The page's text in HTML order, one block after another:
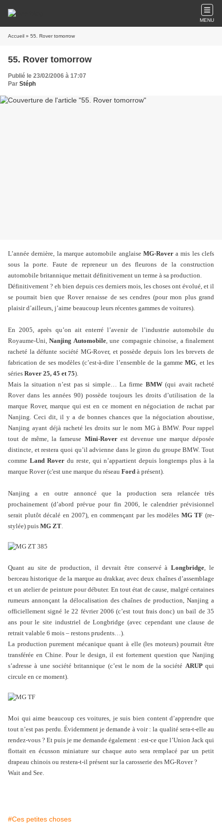
MENU
Accueil » 55. Rover tomorrow
55. Rover tomorrow
Publié le 23/02/2006 à 17:07
Par Stéph
L’année dernière, la marque automobile anglaise MG-Rovera mis les clefs
sous la porte. Faute de repreneur un des fleurons de la construction
automobile britannique mettait définitivement un terme à sa production.
Définitivement ? eh bien depuis ces derniers mois, les choses ont évolué, et il
se pourrait bien que Rover renaisse de ses cendres (pour mon plus grand
plaisir d’ailleurs, j’aime beaucoup leurs récentes gammes de voitures).
En 2005, après qu’on ait enterré l’avenir de l’industrie automobile du
Royaume-Uni,Nanjing Automobile, une compagnie chinoise, a finalement
racheté la défunte société MG-Rover, et possède depuis lors les brevets de
fabrication de ses modèles (c’est-à-dire l’ensemble de la gammeMG, et les
séries Rover 25, 45 et 75).
Mais la situation n’est pas si simple… La firme BMW(qui avait racheté
Rover dans les années 90) possède toujours les droits d’utilisation de la
marque Rover, marque qui est en ce moment en négociation de rachat par
Nanjing. Ceci dit, il y a de bonnes chances que la négociation aboutisse,
Nanjing ayant déjà racheté les droits sur le nom MG à BMW. Pour rappel
tout de même, la fameuse Mini-Roverest devenue une marque déposée
distincte, et restera quoi qu’il advienne dans le giron du groupe BMW. Tout
comme Land Roverdu reste, qui n’appartient depuis longtemps plus à la
marque Rover (c'est une marque du réseau Ford à présent).
Nanjing a en outre annoncé que la production sera relancée très
prochainement (d’abord prévue pour fin 2006, le calendrier prévisionnel
serait plutôt décalé en 2007), en commençant par les modèles MG TF (re-
stylée) puis MG ZT.
Quant au site de production, il devrait être conservé àLongbridge, le
berceau historique de la marque au drakkar, avec deux chaînes d’assemblage
et un atelier de peinture pour débuter. En tout état de cause, malgré certaines
rumeurs annonçant la délocalisation des chaînes de production, Nanjing a
officiellement signé le 22 février 2006 (c’est tout frais donc) un bail de 35
ans pour le site industriel de Longbridge (avec cependant une clause de
retrait valable 6 mois – restons prudents…).
La production purement mécanique quant à elle (les moteurs) pourrait être
transférée en Chine. Pour le design, il est fortement question que Nanjing
s’adresse à une société britannique (c’est le nom de la société ARUPqui
circule en ce moment).
Moi qui aime beaucoup ces voitures, je suis bien content d’apprendre que
tout n’est pas perdu. Évidemment je demande à voir : la qualité sera-t-elle au
rendez-vous ? Et puis je me demande également : est-ce que l’Union Jack qui
flottait en écusson miniature sur chaque auto sera remplacé par un petit
drapeau chinois ou restera-t-il présent sur la carosserie des MG-Rover ?
Wait and See.
#Ces petites choses